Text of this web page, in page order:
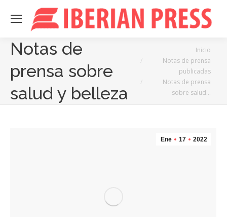
Notas de
prensa sobre
salud y belleza
Inicio
Notas de prensa
publicadas
Notas de prensa
sobre salud…
Ene 17 2022